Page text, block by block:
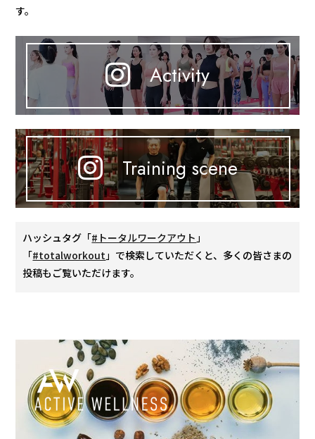
す。
Activity
Training scene
ハッシュタグ「#トータルワークアウト 」
「#totalworkout 」で検索していただくと、多くの皆さまの
投稿もご覧いただけます。